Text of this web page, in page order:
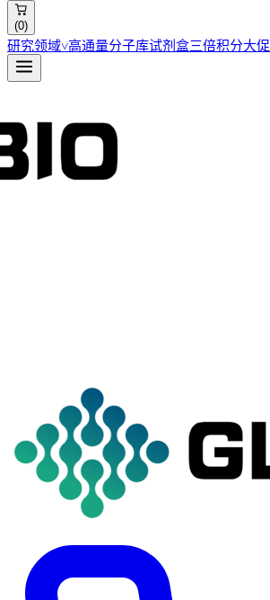
(0)
研究领域˅高通量分子库试剂盒三倍积分大促